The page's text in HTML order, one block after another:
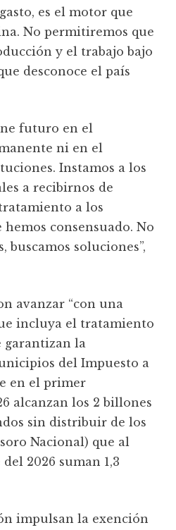
es el motor que
No permitiremos que
y el trabajo bajo
desconoce el país
futuro en el
ni en el
Instamos a los
a recibirnos de
a los
consensuado. No
buscamos soluciones”,
avanzar “con una
incluya el tratamiento
garantizan la
del Impuesto a
en el primer
alcanzan los 2 billones
sin distribuir de los
Nacional) que al
2026 suman 1,3
impulsan la exención